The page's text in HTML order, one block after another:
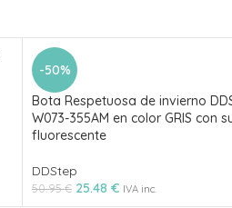
-50%
Bota Respetuosa de invierno
W073-355AM en color GRIS con
fluorescente
DDStep
50.95€ 25.48 € IVA inc.